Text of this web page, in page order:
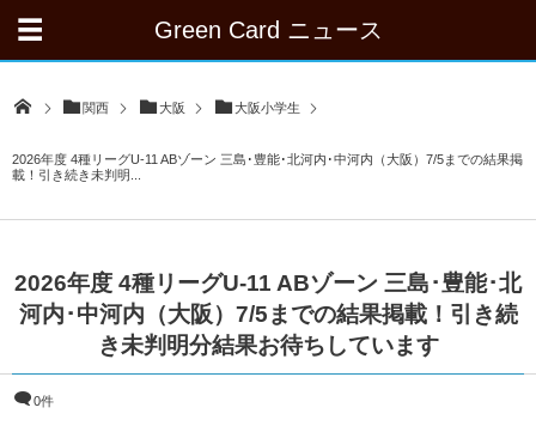
Green Card ニュース
関西 大阪 大阪小学生
2026年度 4種リーグU-11 ABゾーン 三島･豊能･北河内･中河内（大阪）7/5までの結果掲
載！引き続き未判明...
2026年度 4種リーグU-11 ABゾーン 三島･豊能･北
河内･中河内（大阪）7/5までの結果掲載！引き続
き未判明分結果お待ちしています
0件